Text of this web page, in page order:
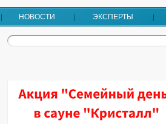
НОВОСТИ ЭКСПЕРТЫ